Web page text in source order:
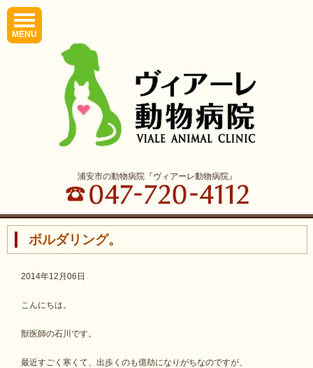
MENU
浦安市の動物病院『ヴィアーレ動物病院』
ボルダリング。
2014年12月06日
こんにちは。
獣医師の石川です。
最近すごく寒くて、出歩くのも億劫になりがちなのですが、